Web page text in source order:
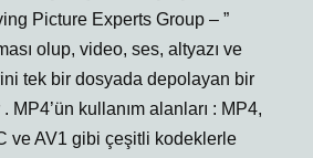
Picture Experts Group – ”
olup, video, ses, altyazı ve
tek bir dosyada depolayan bir
. MP4’ün kullanım alanları : MP4,
ve AV1 gibi çeşitli kodeklerle